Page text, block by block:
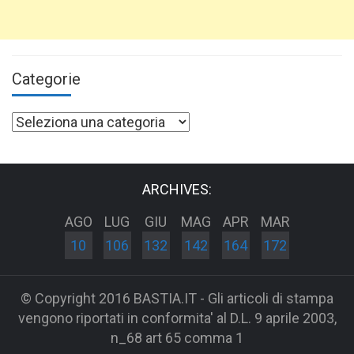
Categorie
Categorie
ARCHIVES:
AGO
10
LUG
106
GIU
132
MAG
142
APR
164
MAR
172
© Copyright 2016 BASTIA.IT - Gli articoli di stampa
vengono riportati in conformita' al D.L. 9 aprile 2003,
n_68 art 65 comma 1